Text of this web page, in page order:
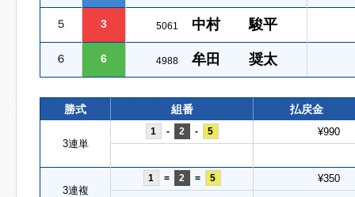
５ 3 5061 中村 駿平
６ 6 4988 牟田 奨太
勝式 組番 払戻金
3連単
1 - 2 - 5 ¥990
3連複
1 = 2 = 5 ¥350